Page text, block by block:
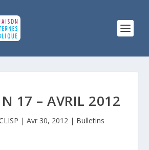
17 – AVRIL 2012
| Avr 30, 2012| Bulletins